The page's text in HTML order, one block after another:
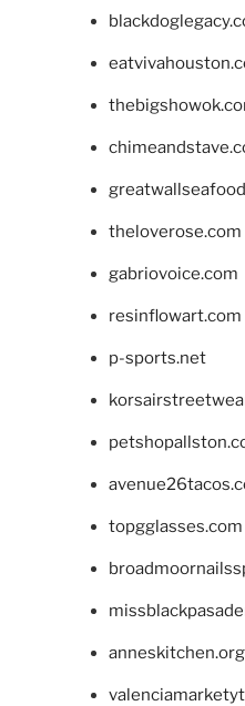
theloverose.com
gabriovoice.com
resinflowart.com
p-sports.net
topgglasses.com
anneskitchen.org